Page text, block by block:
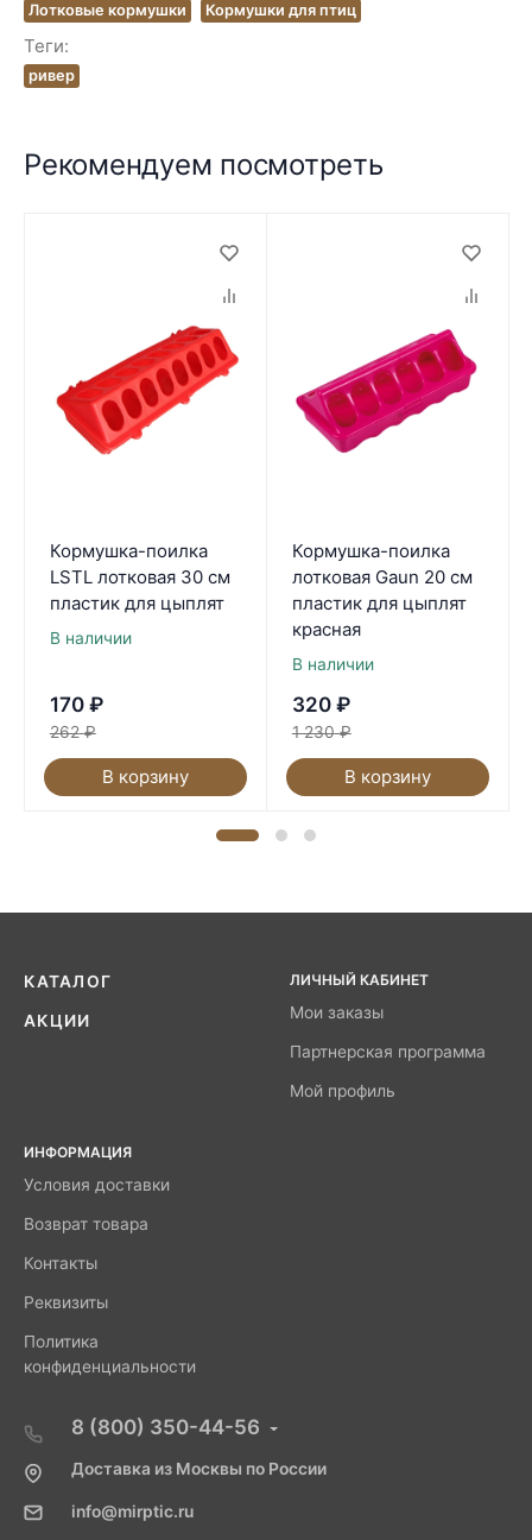
Лотковые кормушки Кормушки для птиц
Теги:
ривер
Рекомендуем посмотреть
Кормушка-поилка
LSTL лотковая 30 см
пластик для цыплят
В наличии
170 ₽
262 ₽
В корзину
Кормушка-поилка
лотковая Gaun 20 см
пластик для цыплят
красная
В наличии
320 ₽
1 230 ₽
В корзину
КАТАЛОГ
АКЦИИ
ЛИЧНЫЙ КАБИНЕТ
Мои заказы
Партнерская программа
Мой профиль
ИНФОРМАЦИЯ
Условия доставки
Возврат товара
Контакты
Реквизиты
Политика
конфиденциальности
8 (800) 350-44-56
Доставка из Москвы по России
info@mirptic.ru